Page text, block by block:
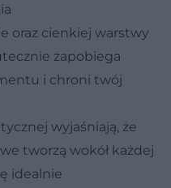
oraz cienkiej warstwy
zapobiega
i chroni twój
wyjaśniają, że
tworzą wokół każdej
idealnie